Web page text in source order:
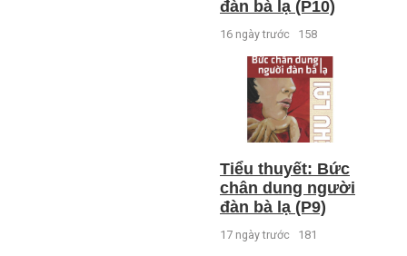
đàn bà lạ (P10)
16 ngày trước 158
Tiểu thuyết: Bức
chân dung người
đàn bà lạ (P9)
17 ngày trước 181